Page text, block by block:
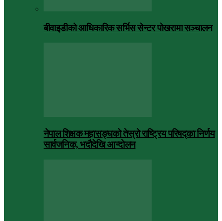
बीवाइडीको आधिकारिक सर्भिस सेन्टर पोखरामा सञ्चालन
नेपाल शिक्षक महासङ्घको तेस्रो राष्ट्रिय परिषद्का निर्णय
सार्वजनिक, भदाैदेखि आन्दाेलन